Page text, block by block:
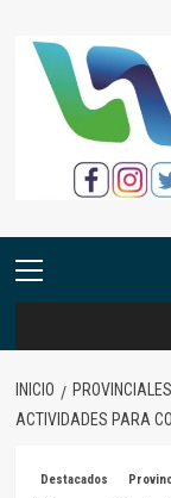
contenido
Menú
INICIO PROVINCIALES
ACTIVIDADES PARA
Destacados